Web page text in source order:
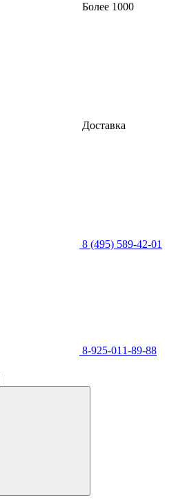
Более 1000
Доставка
8 (495) 589-42-01
8-925-011-89-88